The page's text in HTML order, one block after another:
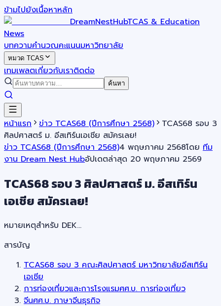
ข้ามไปยังเนื้อหาหลัก
DreamNestHubTCAS & Education
News
บทความคำนวณคะแนนมหาวิทยาลัย
หมวด TCAS
เทมเพลตเกี่ยวกับเราติดต่อ
ค้นหา
หน้าแรก ข่าว TCAS68 (ปีการศึกษา 2568)
TCAS68 รอบ 3
ศิลปศาสตร์ ม. อีสเทิร์นเอเชีย สมัครเลย!
ข่าว TCAS68 (ปีการศึกษา 2568)4 พฤษภาคม 2568โดย ทีม
งาน Dream Nest Hubอัปเดตล่าสุด 20 พฤษภาคม 2569
TCAS68 รอบ 3 ศิลปศาสตร์ ม. อีสเทิร์น
เอเชีย สมัครเลย!
หมายเหตุสำหรับ DEK…
สารบัญ
TCAS68 รอบ 3 คณะศิลปศาสตร์ มหาวิทยาลัยอีสเทิร์น
เอเชีย
การท่องเที่ยวและการโรงแรมศศ.บ. การท่องเที่ยว
จีนศศ.บ. ภาษาจีนธุรกิจ